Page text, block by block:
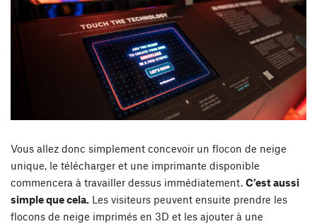
Vous allez donc simplement concevoir un flocon de neige
unique, le télécharger et une imprimante disponible
commencera à travailler dessus immédiatement. C’est aussi
simple que cela. Les visiteurs peuvent ensuite prendre les
flocons de neige imprimés en 3D et les ajouter à une